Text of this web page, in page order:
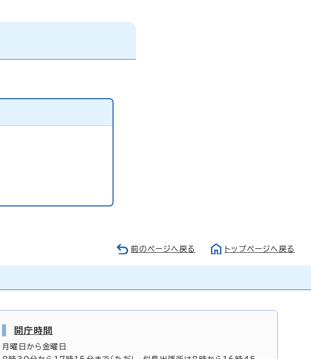
前のページへ戻る トップページへ戻る
開庁時間
月曜日から金曜日